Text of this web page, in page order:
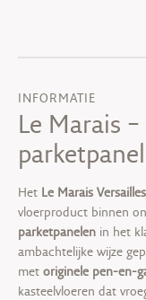
INFORMATIE
Le Marais
Het Le Marais
vloerproduct binnen
parketpanelen in het
ambachtelijke wijze
met originele pen-en-
kasteelvloeren dat